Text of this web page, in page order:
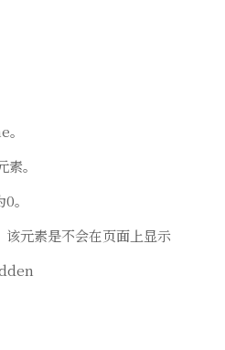
。
。
元素是不会在页面上显示